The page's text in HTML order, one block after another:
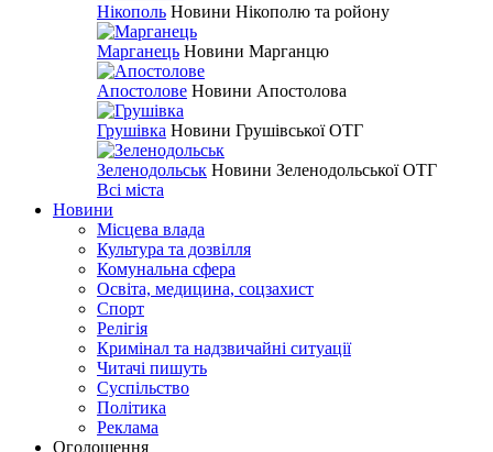
Нікополь Новини Нікополю та ройону
Марганець Новини Марганцю
Апостолове Новини Апостолова
Грушівка Новини Грушівської ОТГ
Зеленодольськ Новини Зеленодольської ОТГ
Всі міста
Новини
Місцева влада
Культура та дозвілля
Комунальна сфера
Освіта, медицина, соцзахист
Спорт
Релігія
Кримінал та надзвичайні ситуації
Читачі пишуть
Суспільство
Політика
Реклама
Оголошення